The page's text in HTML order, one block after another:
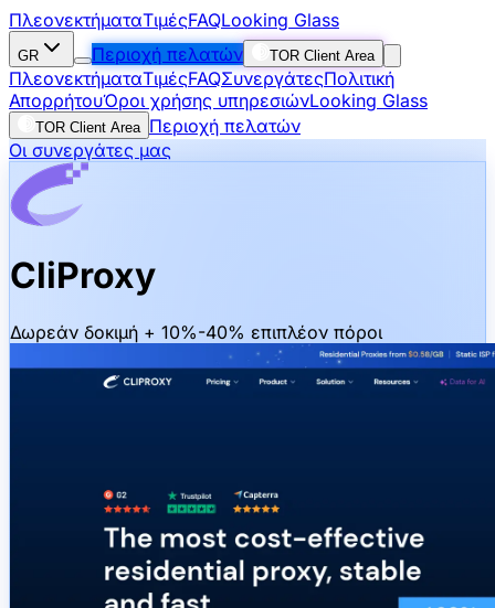
ΠλεονεκτήματαΤιμέςFAQLooking Glass
GR Περιοχή πελατών TOR Client Area
ΠλεονεκτήματαΤιμέςFAQΣυνεργάτεςΠολιτική
ΑπορρήτουΌροι χρήσης υπηρεσιώνLooking Glass
TOR Client Area Περιοχή πελατών
Οι συνεργάτες μας
CliProxy
Δωρεάν δοκιμή + 10%-40% επιπλέον πόροι